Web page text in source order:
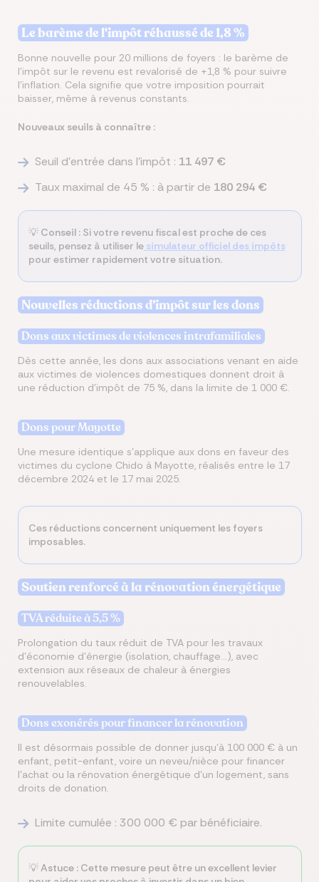
Le barème de l'impôt réhaussé de 1,8 %
Bonne nouvelle pour 20 millions de foyers : le barème de
l’impôt sur le revenu est revalorisé de +1,8 % pour suivre
l’inflation. Cela signifie que votre imposition pourrait
baisser, même à revenus constants.
Nouveaux seuils à connaître :
Seuil d’entrée dans l’impôt : 11 497 €
Taux maximal de 45 % : à partir de 180 294 €
💡 Conseil :Si votre revenu fiscal est proche de ces
seuils, pensez à utiliser lesimulateur officiel des impôts
pour estimer rapidement votre situation.
Nouvelles réductions d’impôt sur les dons
Dons aux victimes de violences intrafamiliales
Dès cette année, les dons aux associations venant en aide
aux victimes de violences domestiques donnent droit à
une réduction d’impôt de 75 %, dans la limite de 1 000 €.
Dons pour Mayotte
Une mesure identique s’applique aux dons en faveur des
victimes du cyclone Chido à Mayotte, réalisés entre le 17
décembre 2024 et le 17 mai 2025.
Ces réductions concernent uniquement les foyers
imposables.
Soutien renforcé à la rénovation énergétique
TVA réduite à 5,5 %
Prolongation du taux réduit de TVA pour les travaux
d’économie d’énergie (isolation, chauffage…), avec
extension aux réseaux de chaleur à énergies
renouvelables.
Dons exonérés pour financer la rénovation
Il est désormais possible de donner jusqu’à 100 000 € à un
enfant, petit-enfant, voire un neveu/nièce pour financer
l’achat ou la rénovation énergétique d’un logement, sans
droits de donation.
Limite cumulée : 300 000 € par bénéficiaire.
💡 Astuce :Cette mesure peut être un excellent levier